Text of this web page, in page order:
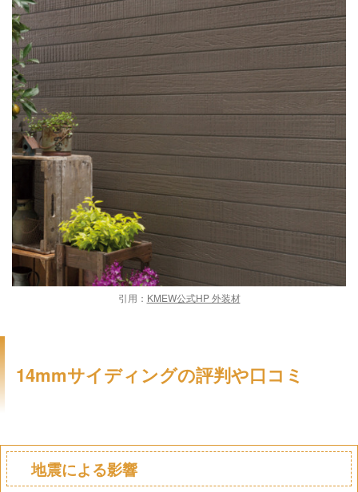
引用： KMEW公式HP 外装材
14mmサイディングの評判や口コミ
地震による影響